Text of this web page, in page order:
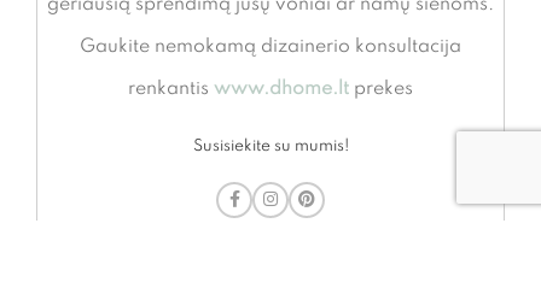
geriausią sprendimą jūsų voniai ar namų sienoms.
Gaukite nemokamą dizainerio konsultacija
renkantis www.dhome.lt prekes
Susisiekite su mumis!